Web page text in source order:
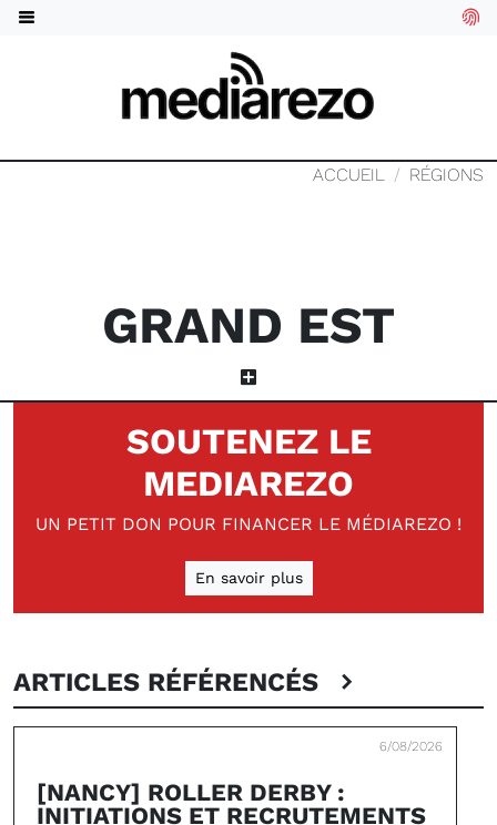
ACCUEIL RÉGIONS
GRAND EST
SOUTENEZ LE
MEDIAREZO
UN PETIT DON POUR FINANCER LE MÉDIAREZO !
En savoir plus
ARTICLES RÉFÉRENCÉS
6/08/2026
[NANCY] ROLLER DERBY :
INITIATIONS ET RECRUTEMENTS